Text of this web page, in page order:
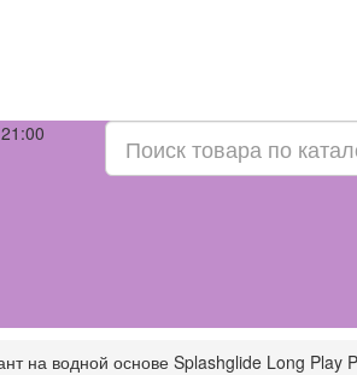
на водной основе Splashglide Long Play